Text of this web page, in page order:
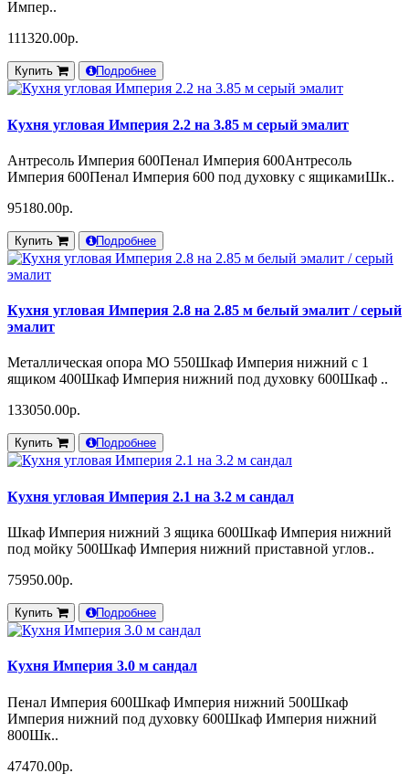
Импер..
111320.00р.
Купить Подробнее
Кухня угловая Империя 2.2 на 3.85 м серый эмалит
Антресоль Империя 600Пенал Империя 600Антресоль
Империя 600Пенал Империя 600 под духовку с ящикамиШк..
95180.00р.
Купить Подробнее
Кухня угловая Империя 2.8 на 2.85 м белый эмалит / серый
эмалит
Металлическая опора МО 550Шкаф Империя нижний с 1
ящиком 400Шкаф Империя нижний под духовку 600Шкаф ..
133050.00р.
Купить Подробнее
Кухня угловая Империя 2.1 на 3.2 м сандал
Шкаф Империя нижний 3 ящика 600Шкаф Империя нижний
под мойку 500Шкаф Империя нижний приставной углов..
75950.00р.
Купить Подробнее
Кухня Империя 3.0 м сандал
Пенал Империя 600Шкаф Империя нижний 500Шкаф
Империя нижний под духовку 600Шкаф Империя нижний
800Шк..
47470.00р.